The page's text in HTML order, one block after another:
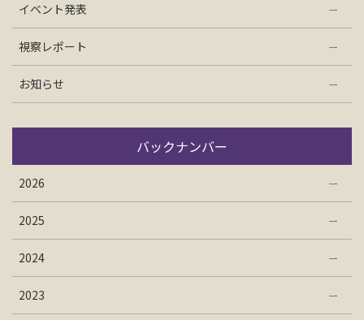
検索
イベント発表
視察レポート
お知らせ
バックナンバー
2026
2025
2024
2023